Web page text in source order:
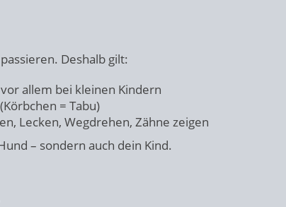
Deshalb gilt:
allem bei kleinen Kindern
= Tabu)
Lecken, Wegdrehen, Zähne zeigen
– sondern auch dein Kind.